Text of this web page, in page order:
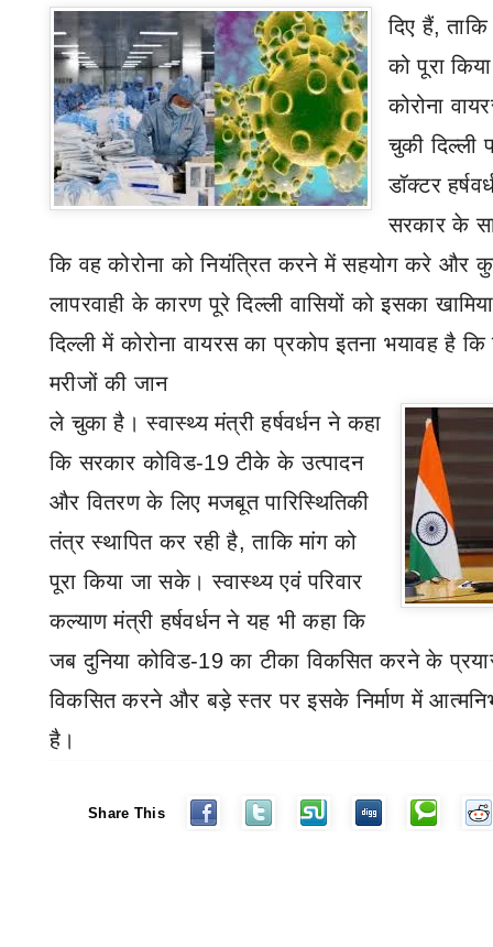
दिए हैं,ताकि
को पूरा
कोरोना
चुकी दिल्ली
डॉक्टर
सरकार के
कि वह कोरोना को नियंत्रित करने में सहयोग करे और
लापरवाही के कारण पूरे दिल्ली वासियों को इसका
दिल्ली में कोरोना वायरस का प्रकोप इतना भयावह है
मरीजों की जान
ले चुका है। स्वास्थ्य मंत्री हर्षवर्धन ने कहा
कि सरकार कोविड-19टीके के उत्पादन
और वितरण के लिए मजबूत पारिस्थितिकी
तंत्र स्थापित कर रही है,ताकि मांग को
पूरा किया जा सके। स्वास्थ्य एवं परिवार
कल्याण मंत्री हर्षवर्धन ने यह भी कहा कि
जब दुनिया कोविड-19का टीका विकसित करने के
विकसित करने और बड़े स्तर पर इसके निर्माण में
है।
Share This